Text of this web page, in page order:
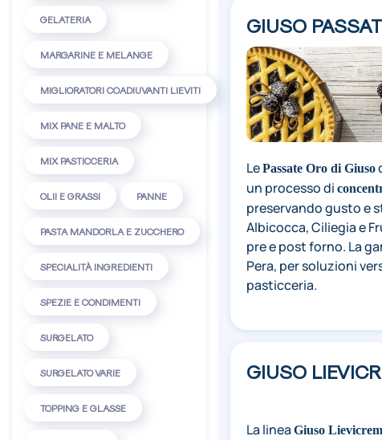
GELATERIA
MARGARINE E MELANGE
MIGLIORATORI COADIUVANTI LIEVITI
MIX PANE E MALTO
MIX PASTICCERIA
OLII E GRASSI PANNE
PASTA MANDORLA E ZUCCHERO
SPECIALITÀ INGREDIENTI
SPEZIE E CONDIMENTI
SURGELATO
SURGELATO VARIE
TOPPING E GLASSE
GIUSO
LePassate Oro di Giuso
un processo di
preservando gusto e
Albicocca, Ciliegia e
pre e post forno. La
Pera, per soluzioni
pasticceria.
GIUSO
La linea Giuso